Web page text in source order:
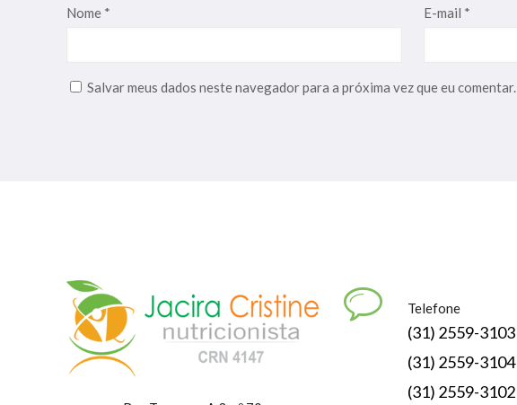
Nome * E-mail *
Salvar meus dados neste navegador para a próxima vez que eu comentar.
Telefone
(31) 2559-3103
(31) 2559-3104
(31) 2559-3102